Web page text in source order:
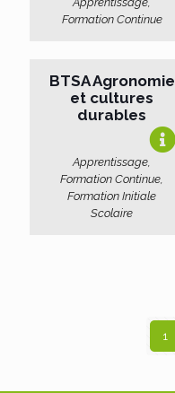
Formation Continue
BTSA Agronomie
et cultures
durables
Apprentissage,
Formation Continue,
Formation Initiale
Scolaire
1